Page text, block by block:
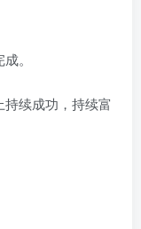
。
续成功，持续富